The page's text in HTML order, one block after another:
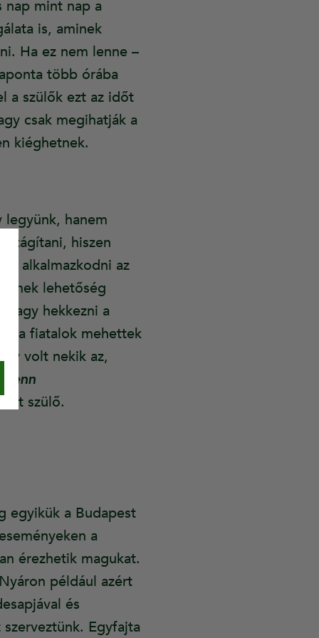
nap mint nap a
is, aminek
Ha ez nem lenne –
több órába
a szülők ezt az időt
csak megihatják a
kiéghetnek.
legyünk, hanem
tágítani, hiszen
alkalmazkodni az
lehetőség
vagy hekkezni a
a fiatalok mehettek
volt nekik az,
szülő.
egyikük a Budapest
a
érezhetik magukat.
például azért
és
Egyfajta